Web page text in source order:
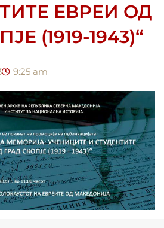
ЕВРЕИ ОД
(1919-1943)“
9:25 am